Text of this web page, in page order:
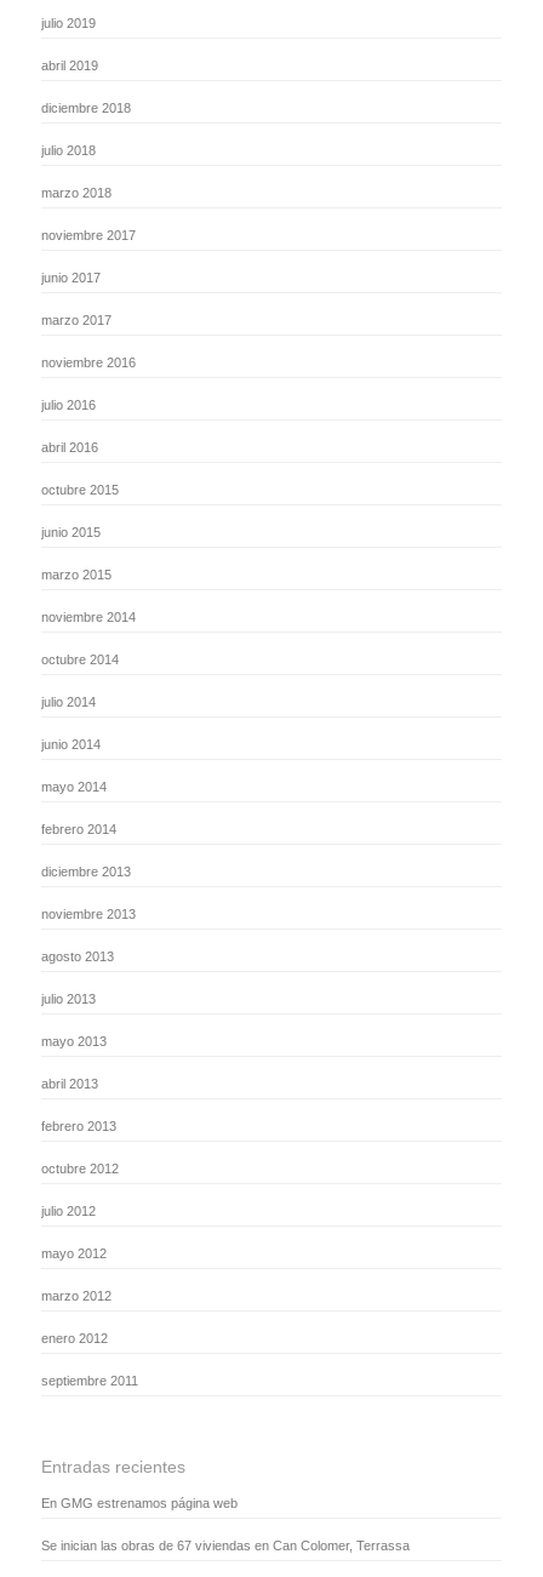
julio 2019
abril 2019
diciembre 2018
julio 2018
marzo 2018
noviembre 2017
junio 2017
marzo 2017
noviembre 2016
julio 2016
abril 2016
octubre 2015
junio 2015
marzo 2015
noviembre 2014
octubre 2014
julio 2014
junio 2014
mayo 2014
febrero 2014
diciembre 2013
noviembre 2013
agosto 2013
julio 2013
mayo 2013
abril 2013
febrero 2013
octubre 2012
julio 2012
mayo 2012
marzo 2012
enero 2012
septiembre 2011
Entradas recientes
En GMG estrenamos página web
Se inician las obras de 67 viviendas en Can Colomer, Terrassa